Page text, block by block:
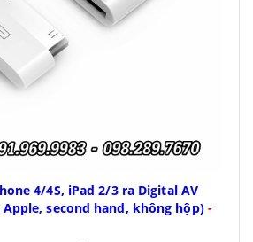
4/4S, iPad 2/3 ra Digital AV
second hand, không hộp)-